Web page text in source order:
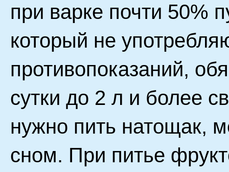
при варке почти 50%
который не
противопоказаний,
сутки до 2 л и более
нужно пить натощак,
сном. При питье